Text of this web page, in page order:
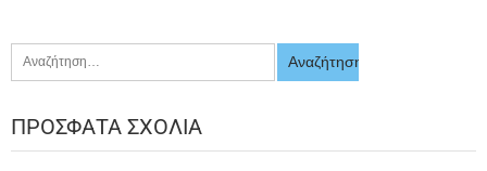
ΠΡΌΣΦΑΤΑ ΣΧΌΛΙΑ